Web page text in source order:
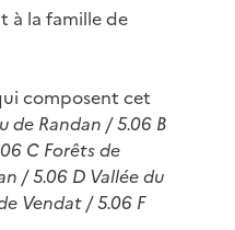
à la famille de
composent cet
de Randan / 5.06 B
C Forêts de
/ 5.06 D Vallée du
Vendat / 5.06 F